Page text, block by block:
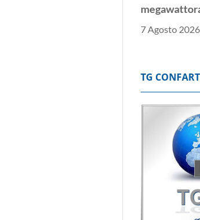
7 Agosto 2026
chiude poco
ridosso dei
7 Agosto 2026
Borsa:
positiva,
+0,69%
7 Agosto 2026
TG